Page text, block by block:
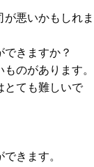
悪いかもしれま
きますか？
のがあります。
とても難しいで
きます。